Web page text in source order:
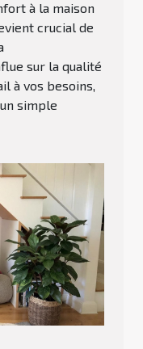
à la maison
crucial de
sur la qualité
à vos besoins,
simple